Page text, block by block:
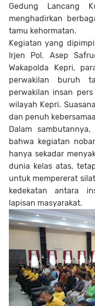
Gedung Lancang
menghadirkan
tamu kehormatan.
Kegiatan yang
Irjen Pol. Asep
Wakapolda Kepri,
perwakilan buruh
perwakilan insan
wilayah Kepri.
dan penuh
Dalam
bahwa kegiatan
hanya sekadar
dunia kelas atas,
untuk mempererat
kedekatan antara
lapisan masyarakat.